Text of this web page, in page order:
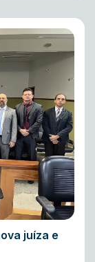
juíza e